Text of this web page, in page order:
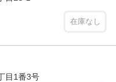
在庫なし
目1番3号